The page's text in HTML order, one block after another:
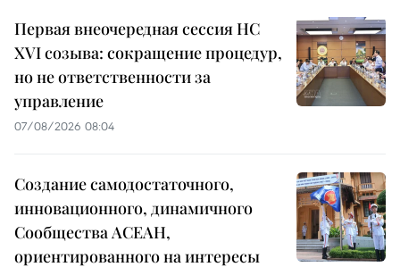
Первая внеочередная сессия НС
XVI созыва: сокращение процедур,
но не ответственности за
управление
07/08/2026 08:04
Создание самодостаточного,
инновационного, динамичного
Сообщества АСЕАН,
ориентированного на интересы